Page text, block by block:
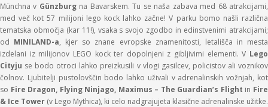
Münchna v Günzburgna Bavarskem. Tu se naša zabava med 68 atrakcijami,
med več kot 57 milijoni lego kock lahko začne! V parku bomo našli različna
tematska območja (kar 11!), vsaka s svojo zgodbo in edinstvenimi atrakcijami;
od MINILAND-a, kjer so znane evropske znamenitosti, letališča in mesta
izdelani iz milijonov LEGO kock ter dopolnjeni z gibljivimi elementi. V Lego
Cityju se bodo otroci lahko preizkusili v vlogi gasilcev, policistov ali voznikov
čolnov. Ljubitelji pustolovščin bodo lahko uživali v adrenalinskih vožnjah, kot
so Fire Dragon, Flying Ninjago, Maximus – The Guardian’s Flight in Fire
& Ice Tower (v Lego Mythica), ki celo nadgrajujeta klasične adrenalinske užitke.